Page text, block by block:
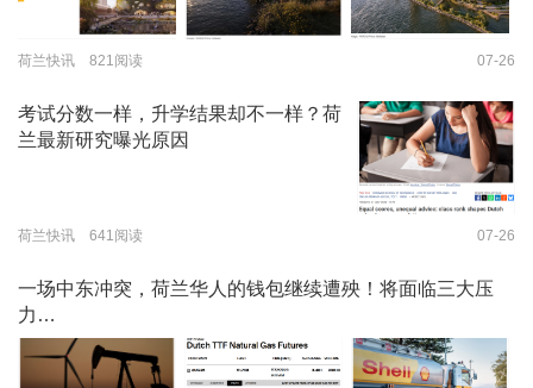
荷兰快讯 821阅读 07-26
考试分数一样，升学结果却不一样？荷
兰最新研究曝光原因
荷兰快讯 641阅读 07-26
一场中东冲突，荷兰华人的钱包继续遭殃！将面临三大压
力…